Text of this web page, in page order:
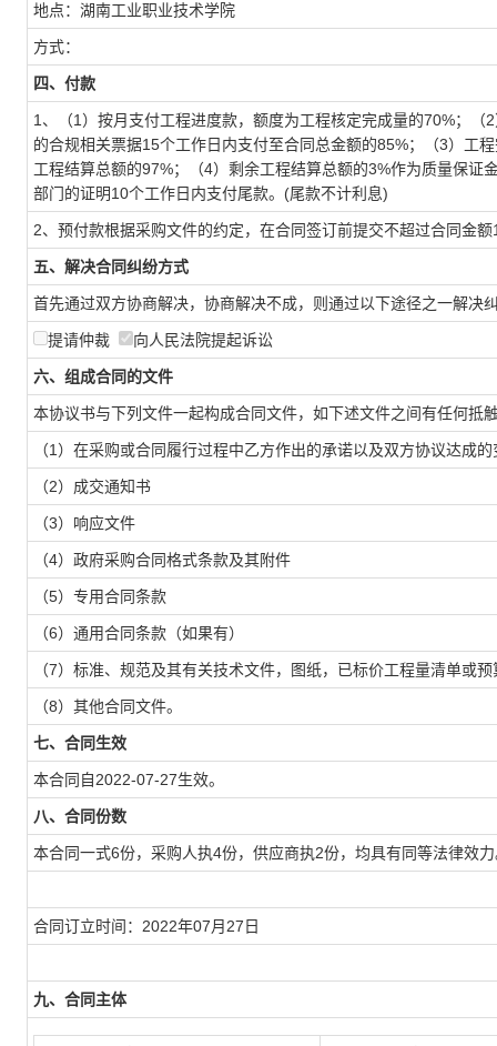
地点：湖南工业职业技术学院
方式：
四、付款
1、（1）按月支付工程进度款，额度为工程核定完成量的70%；
的合规相关票据15个工作日内支付至合同总金额的85%；（3）工
工程结算总额的97%；（4）剩余工程结算总额的3%作为质量保
部门的证明10个工作日内支付尾款。(尾款不计利息)
2、预付款根据采购文件的约定，在合同签订前提交不超过合同金
五、解决合同纠纷方式
首先通过双方协商解决，协商解决不成，则通过以下途径之一解决
提请仲裁 向人民法院提起诉讼
六、组成合同的文件
本协议书与下列文件一起构成合同文件，如下述文件之间有任何抵
（1）在采购或合同履行过程中乙方作出的承诺以及双方协议达成
（2）成交通知书
（3）响应文件
（4）政府采购合同格式条款及其附件
（5）专用合同条款
（6）通用合同条款（如果有）
（7）标准、规范及其有关技术文件，图纸，已标价工程量清单或
（8）其他合同文件。
七、合同生效
本合同自2022-07-27生效。
八、合同份数
本合同一式6份，采购人执4份，供应商执2份，均具有同等法律效
合同订立时间：2022年07月27日
九、合同主体